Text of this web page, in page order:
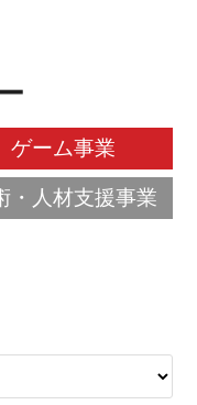
ゲーム事業
・人材支援事業